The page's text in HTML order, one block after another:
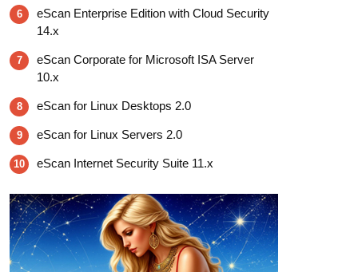
6
eScan Enterprise Edition with Cloud Security
14.x
7
eScan Corporate for Microsoft ISA Server
10.x
8 eScan for Linux Desktops 2.0
9 eScan for Linux Servers 2.0
10 eScan Internet Security Suite 11.x